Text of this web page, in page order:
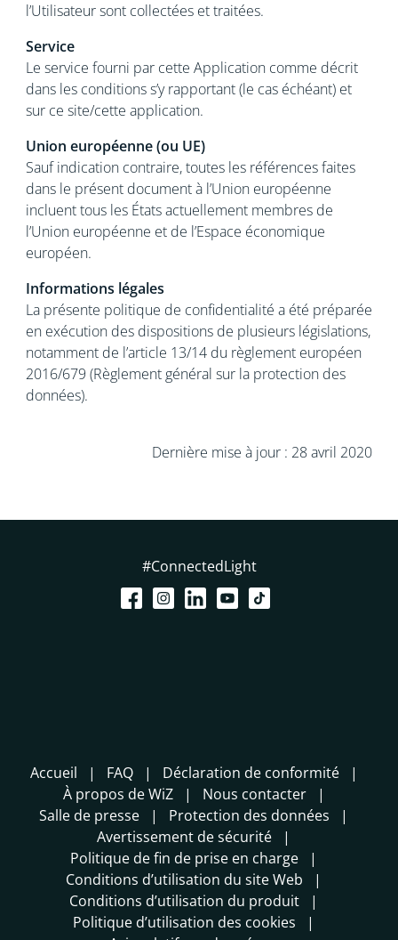
l’Utilisateur sont collectées et traitées.
Service
Le service fourni par cette Application comme décrit
dans les conditions s’y rapportant (le cas échéant) et
sur ce site/cette application.
Union européenne (ou UE)
Sauf indication contraire, toutes les références faites
dans le présent document à l’Union européenne
incluent tous les États actuellement membres de
l’Union européenne et de l’Espace économique
européen.
Informations légales
La présente politique de confidentialité a été préparée
en exécution des dispositions de plusieurs législations,
notamment de l’article 13/14 du règlement européen
2016/679 (Règlement général sur la protection des
données).
Dernière mise à jour : 28 avril 2020
#ConnectedLight
Accueil FAQ
Déclaration de conformité
À propos de WiZ
Nous contacter
Salle de presse
Protection des données
Avertissement de sécurité
Politique de fin de prise en charge
Conditions d’utilisation du site Web
Conditions d’utilisation du produit
Politique d’utilisation des cookies